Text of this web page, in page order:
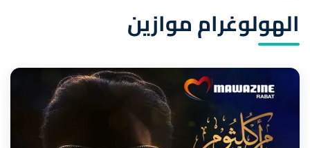
الهولوغرام موازين